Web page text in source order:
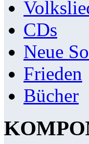
CDs
Neue
Frieden
Bücher